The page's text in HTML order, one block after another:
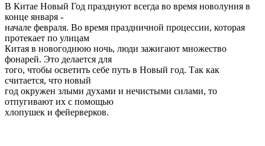
В Китае Новый Год празднуют всегда во время новолуния в
конце января -
начале февраля. Во время праздничной процессии, которая
протекает по улицам
Китая в новогоднюю ночь, люди зажигают множество
фонарей. Это делается для
того, чтобы осветить себе путь в Новый год. Так как
считается, что новый
год окружен злыми духами и нечистыми силами, то
отпугивают их с помощью
хлопушек и фейерверков.